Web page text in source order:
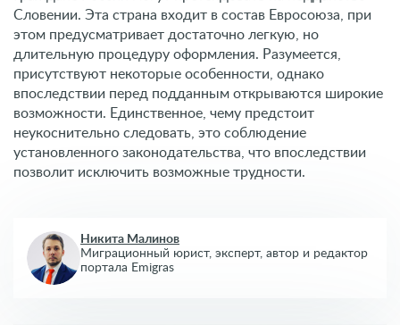
Никита Малинов
Миграционный юрист, эксперт,
портала Emigras
Остались вопросы?
компании Emigras
+79255230629